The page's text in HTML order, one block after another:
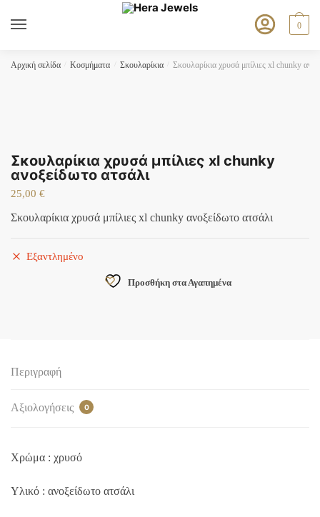
0
Αρχική σελίδα Κοσμήματα Σκουλαρίκια Σκουλαρίκια χρυσά μπίλιες xl chunky
Σκουλαρίκια χρυσά μπίλιες xl chunky
ανοξείδωτο ατσάλι
25,00 €
Σκουλαρίκια χρυσά μπίλιες xl chunky ανοξείδωτο ατσάλι
Εξαντλημένο
Προσθήκη στα Αγαπημένα
Περιγραφή
Αξιολογήσεις 0
Χρώμα : χρυσό
Υλικό : ανοξείδωτο ατσάλι